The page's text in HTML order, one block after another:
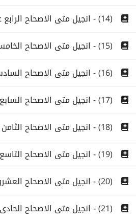
(14) - انجيل متى الاصحاح الرابع عشر
(15) - انجيل متى الاصحاح الخامس عشر
(16) - انجيل متى الاصحاح السادس عشر
(17) - انجيل متى الاصحاح السابع عشر
(18) - انجيل متى الاصحاح الثامن عشر
(19) - انجيل متى الاصحاح التاسع عشر
(20) - انجيل متى الاصحاح العشرون
(21) - انجيل متى الاصحاح الحادى والعشرون